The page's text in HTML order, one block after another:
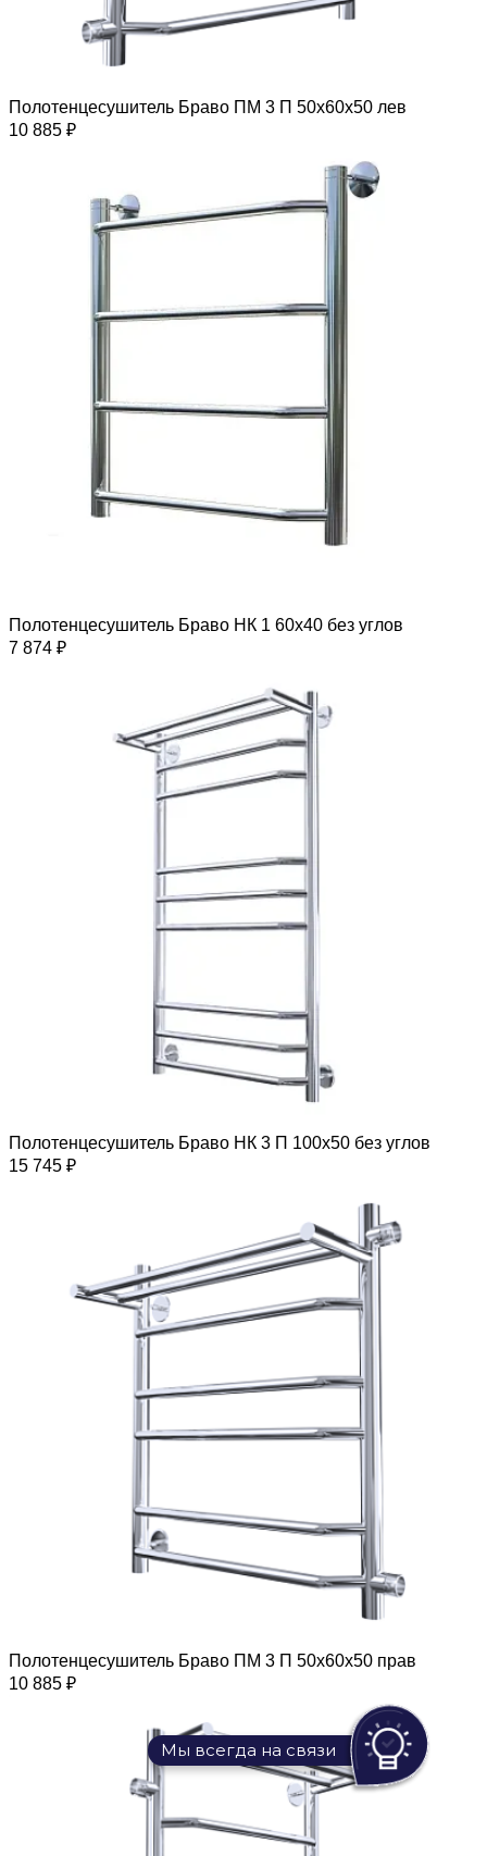
Полотенцесушитель Браво ПМ 3 П 50х60х50 лев
10 885 ₽
Полотенцесушитель Браво НК 1 60х40 без углов
7 874 ₽
Полотенцесушитель Браво НК 3 П 100х50 без углов
15 745 ₽
Полотенцесушитель Браво ПМ 3 П 50х60х50 прав
10 885 ₽
Мы всегда на связи